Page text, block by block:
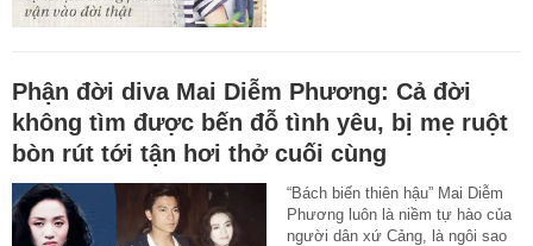
Phận đời diva Mai Diễm Phương: Cả đời
không tìm được bến đỗ tình yêu, bị mẹ ruột
bòn rút tới tận hơi thở cuối cùng
“Bách biến thiên hậu” Mai Diễm
Phương luôn là niềm tự hào của
người dân xứ Cảng, là ngôi sao